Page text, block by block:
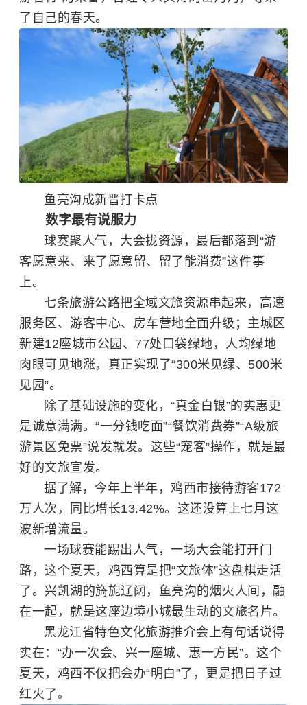
了自己的春天。
鱼亮沟成新晋打卡点
数字最有说服力
球赛聚人气，大会拢资源，最后都落到“游
客愿意来、来了愿意留、留了能消费”这件事
上。
七条旅游公路把全域文旅资源串起来，高速
服务区、游客中心、房车营地全面升级；主城区
新建12座城市公园、77处口袋绿地，人均绿地
肉眼可见地涨，真正实现了“300米见绿、500米
见园”。
除了基础设施的变化，“真金白银”的实惠更
是诚意满满。“一分钱吃面”“餐饮消费券”“A级旅
游景区免票”说发就发。这些“宠客”操作，就是最
好的文旅宣发。
据了解，今年上半年，鸡西市接待游客172
万人次，同比增长13.42%。这还没算上七月这
波新增流量。
一场球赛能踢出人气，一场大会能打开门
路，这个夏天，鸡西算是把“文旅体”这盘棋走活
了。兴凯湖的旖旎辽阔，鱼亮沟的烟火人间，融
在一起，就是这座边境小城最生动的文旅名片。
黑龙江省特色文化旅游推介会上有句话说得
实在：“办一次会、兴一座城、惠一方民”。这个
夏天，鸡西不仅把会办“明白”了，更是把日子过
红火了。